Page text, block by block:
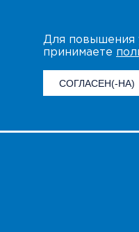
Для повышения
принимаете
СОГЛАСЕН(-НА)